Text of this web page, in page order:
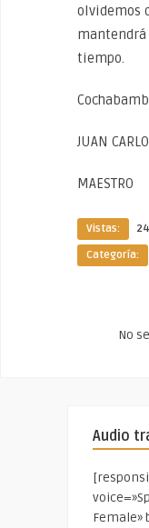
olvidemos
tiempo.
JUAN
MAESTRO
Vistas:
Categoría:
No
Audio
Female»